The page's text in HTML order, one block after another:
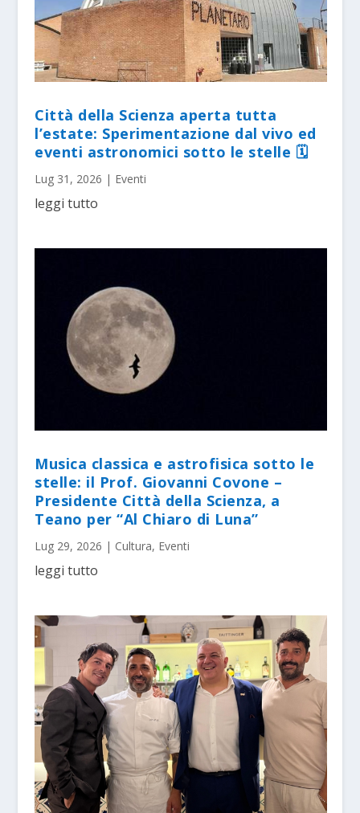
Città della Scienza aperta tutta
l’estate: Sperimentazione dal vivo ed
eventi astronomici sotto le stelle 🗓
Lug 31, 2026 | Eventi
leggi tutto
Musica classica e astrofisica sotto le
stelle: il Prof. Giovanni Covone –
Presidente Città della Scienza, a
Teano per “Al Chiaro di Luna”
Lug 29, 2026 | Cultura, Eventi
leggi tutto